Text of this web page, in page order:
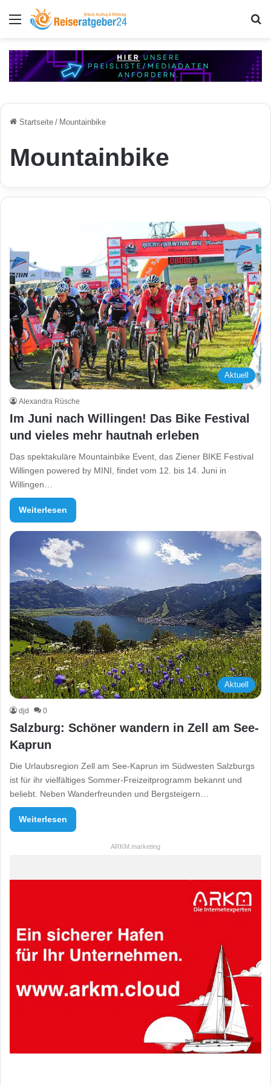
Menü
Startseite / Mountainbike
Mountainbike
Aktuell
Alexandra Rüsche
Im Juni nach Willingen! Das Bike Festival
und vieles mehr hautnah erleben
Das spektakuläre Mountainbike Event, das Ziener BIKE Festival
Willingen powered by MINI, findet vom 12. bis 14. Juni in
Willingen…
Weiterlesen
Aktuell
djd 0
Salzburg: Schöner wandern in Zell am See-
Kaprun
Die Urlaubsregion Zell am See-Kaprun im Südwesten Salzburgs
ist für ihr vielfältiges Sommer-Freizeitprogramm bekannt und
beliebt. Neben Wanderfreunden und Bergsteigern…
Weiterlesen
ARKM.marketing